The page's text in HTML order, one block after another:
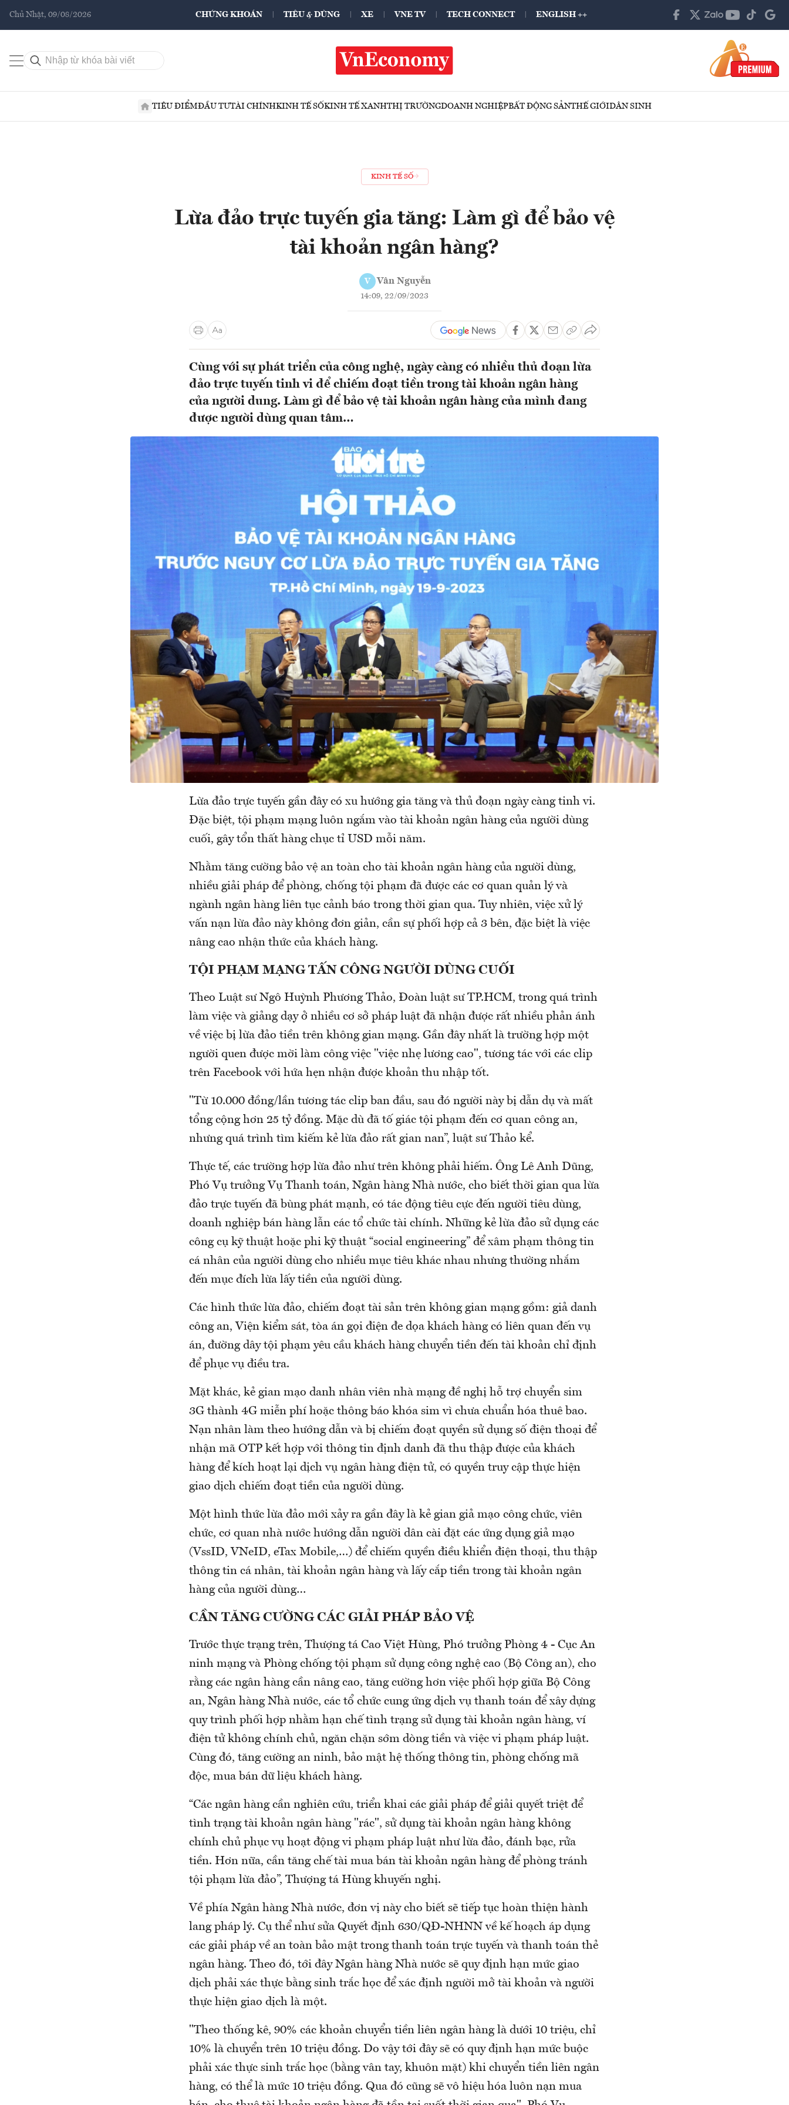
Chủ Nhật, 09/08/2026 CHỨNG KHOÁN TIÊU & DÙNG XE VNE TV TECH CONNECT ENGLISH ++
TIÊU ĐIỂMĐẦU TƯTÀI CHÍNHKINH TẾ SỐKINH TẾ XANHTHỊ TRƯỜNGDOANH NGHIỆPBẤT ĐỘNG SẢNTHẾ GIỚIDÂN SINH
KINH TẾ SỐ
Lừa đảo trực tuyến gia tăng: Làm gì để bảo vệ
tài khoản ngân hàng?
V Vân Nguyễn
14:09, 22/09/2023
Cùng với sự phát triển của công nghệ, ngày càng có nhiều thủ đoạn lừa
đảo trực tuyến tinh vi để chiếm đoạt tiền trong tài khoản ngân hàng
của người dung. Làm gì để bảo vệ tài khoản ngân hàng của mình đang
được người dùng quan tâm…
Lừa đảo trực tuyến gần đây có xu hướng gia tăng và thủ đoạn ngày càng tinh vi.
Đặc biệt, tội phạm mạng luôn ngắm vào tài khoản ngân hàng của người dùng
cuối, gây tổn thất hàng chục tỉ USD mỗi năm.
Nhằm tăng cường bảo vệ an toàn cho tài khoản ngân hàng của người dùng,
nhiều giải pháp để phòng, chống tội phạm đã được các cơ quan quản lý và
ngành ngân hàng liên tục cảnh báo trong thời gian qua. Tuy nhiên, việc xử lý
vấn nạn lừa đảo này không đơn giản, cần sự phối hợp cả 3 bên, đặc biệt là việc
nâng cao nhận thức của khách hàng.
TỘI PHẠM MẠNG TẤN CÔNG NGƯỜI DÙNG CUỐI
Theo Luật sư Ngô Huỳnh Phương Thảo, Đoàn luật sư TP.HCM, trong quá trình
làm việc và giảng dạy ở nhiều cơ sở pháp luật đã nhận được rất nhiều phản ánh
về việc bị lừa đảo tiền trên không gian mạng. Gần đây nhất là trường hợp một
người quen được mời làm công việc "việc nhẹ lương cao", tương tác với các clip
trên Facebook với hứa hẹn nhận được khoản thu nhập tốt.
"Từ 10.000 đồng/lần tương tác clip ban đầu, sau đó người này bị dẫn dụ và mất
tổng cộng hơn 25 tỷ đồng. Mặc dù đã tố giác tội phạm đến cơ quan công an,
nhưng quá trình tìm kiếm kẻ lừa đảo rất gian nan”, luật sư Thảo kể.
Thực tế, các trường hợp lừa đảo như trên không phải hiếm. Ông Lê Anh Dũng,
Phó Vụ trưởng Vụ Thanh toán, Ngân hàng Nhà nước, cho biết thời gian qua lừa
đảo trực tuyến đã bùng phát mạnh, có tác động tiêu cực đến người tiêu dùng,
doanh nghiệp bán hàng lẫn các tổ chức tài chính. Những kẻ lừa đảo sử dụng các
công cụ kỹ thuật hoặc phi kỹ thuật “social engineering” để xâm phạm thông tin
cá nhân của người dùng cho nhiều mục tiêu khác nhau nhưng thường nhắm
đến mục đích lừa lấy tiền của người dùng.
Các hình thức lừa đảo, chiếm đoạt tài sản trên không gian mạng gồm: giả danh
công an, Viện kiểm sát, tòa án gọi điện đe dọa khách hàng có liên quan đến vụ
án, đường dây tội phạm yêu cầu khách hàng chuyển tiền đến tài khoản chỉ định
để phục vụ điều tra.
Mặt khác, kẻ gian mạo danh nhân viên nhà mạng đề nghị hỗ trợ chuyển sim
3G thành 4G miễn phí hoặc thông báo khóa sim vì chưa chuẩn hóa thuê bao.
Nạn nhân làm theo hướng dẫn và bị chiếm đoạt quyền sử dụng số điện thoại để
nhận mã OTP kết hợp với thông tin định danh đã thu thập được của khách
hàng để kích hoạt lại dịch vụ ngân hàng điện tử, có quyền truy cập thực hiện
giao dịch chiếm đoạt tiền của người dùng.
Một hình thức lừa đảo mới xảy ra gần đây là kẻ gian giả mạo công chức, viên
chức, cơ quan nhà nước hướng dẫn người dân cài đặt các ứng dụng giả mạo
(VssID, VNeID, eTax Mobile,…) để chiếm quyền điều khiển điện thoại, thu thập
thông tin cá nhân, tài khoản ngân hàng và lấy cắp tiền trong tài khoản ngân
hàng của người dùng…
CẦN TĂNG CƯỜNG CÁC GIẢI PHÁP BẢO VỆ
Trước thực trạng trên, Thượng tá Cao Việt Hùng, Phó trưởng Phòng 4 - Cục An
ninh mạng và Phòng chống tội phạm sử dụng công nghệ cao (Bộ Công an), cho
rằng các ngân hàng cần nâng cao, tăng cường hơn việc phối hợp giữa Bộ Công
an, Ngân hàng Nhà nước, các tổ chức cung ứng dịch vụ thanh toán để xây dựng
quy trình phối hợp nhằm hạn chế tình trạng sử dụng tài khoản ngân hàng, ví
điện tử không chính chủ, ngăn chặn sớm dòng tiền và việc vi phạm pháp luật.
Cùng đó, tăng cường an ninh, bảo mật hệ thống thông tin, phòng chống mã
độc, mua bán dữ liệu khách hàng.
“Các ngân hàng cần nghiên cứu, triển khai các giải pháp để giải quyết triệt để
tình trạng tài khoản ngân hàng "rác", sử dụng tài khoản ngân hàng không
chính chủ phục vụ hoạt động vi phạm pháp luật như lừa đảo, đánh bạc, rửa
tiền. Hơn nữa, cần tăng chế tài mua bán tài khoản ngân hàng để phòng tránh
tội phạm lừa đảo”, Thượng tá Hùng khuyến nghị.
Về phía Ngân hàng Nhà nước, đơn vị này cho biết sẽ tiếp tục hoàn thiện hành
lang pháp lý. Cụ thể như sửa Quyết định 630/QĐ-NHNN về kế hoạch áp dụng
các giải pháp về an toàn bảo mật trong thanh toán trực tuyến và thanh toán thẻ
ngân hàng. Theo đó, tới đây Ngân hàng Nhà nước sẽ quy định hạn mức giao
dịch phải xác thực bằng sinh trắc học để xác định người mở tài khoản và người
thực hiện giao dịch là một.
"Theo thống kê, 90% các khoản chuyển tiền liên ngân hàng là dưới 10 triệu, chỉ
10% là chuyển trên 10 triệu đồng. Do vậy tới đây sẽ có quy định hạn mức buộc
phải xác thực sinh trắc học (bằng vân tay, khuôn mặt) khi chuyển tiền liên ngân
hàng, có thể là mức 10 triệu đồng. Qua đó cũng sẽ vô hiệu hóa luôn nạn mua